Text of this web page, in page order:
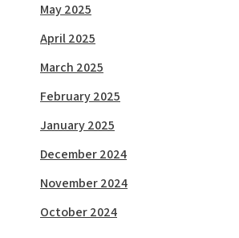
May 2025
April 2025
March 2025
February 2025
January 2025
December 2024
November 2024
October 2024